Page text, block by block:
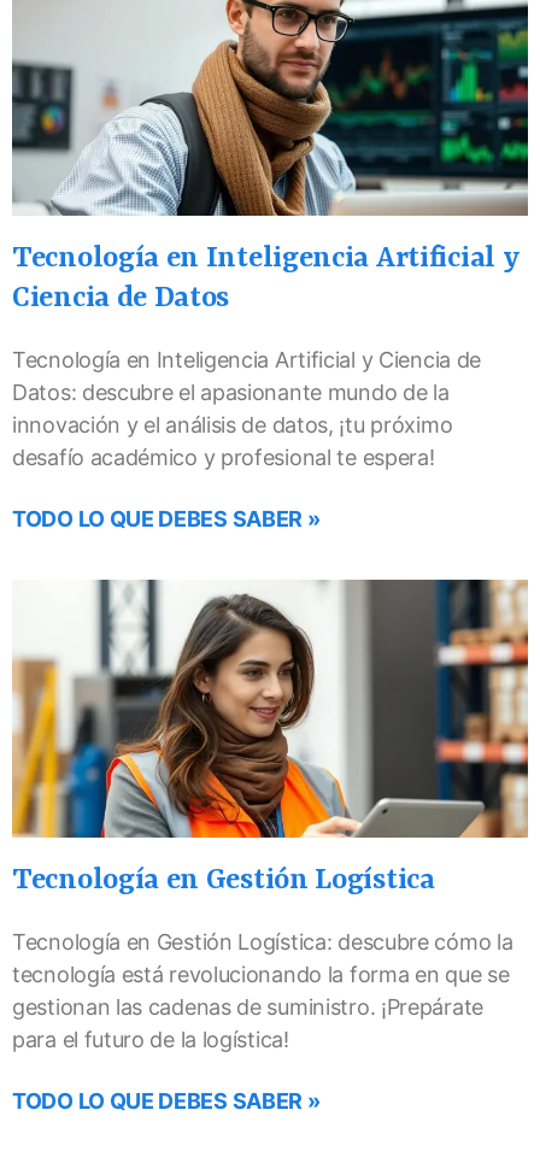
Tecnología en Inteligencia Artificial y
Ciencia de Datos
Tecnología en Inteligencia Artificial y Ciencia de
Datos: descubre el apasionante mundo de la
innovación y el análisis de datos, ¡tu próximo
desafío académico y profesional te espera!
TODO LO QUE DEBES SABER »
Tecnología en Gestión Logística
Tecnología en Gestión Logística: descubre cómo la
tecnología está revolucionando la forma en que se
gestionan las cadenas de suministro. ¡Prepárate
para el futuro de la logística!
TODO LO QUE DEBES SABER »